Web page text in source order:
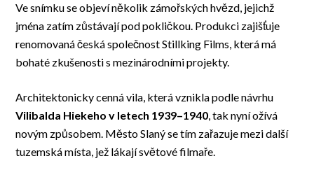
Ve snímku se objeví několik zámořských hvězd, jejichž
jména zatím zůstávají pod pokličkou. Produkci zajišťuje
renomovaná česká společnost Stillking Films, která má
bohaté zkušenosti s mezinárodními projekty.
Architektonicky cenná vila, která vznikla podle návrhu
Vilibalda Hiekeho v letech 1939–1940, tak nyní ožívá
novým způsobem. Město Slaný se tím zařazuje mezi další
tuzemská místa, jež lákají světové filmaře.